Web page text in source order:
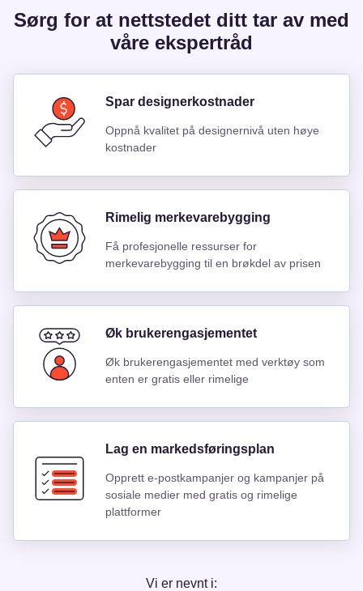
Sørg for at nettstedet ditt tar av med
våre ekspertråd
Spar designerkostnader
Oppnå kvalitet på designernivå uten høye
kostnader
Rimelig merkevarebygging
Få profesjonelle ressurser for
merkevarebygging til en brøkdel av prisen
Øk brukerengasjementet
Øk brukerengasjementet med verktøy som
enten er gratis eller rimelige
Lag en markedsføringsplan
Opprett e-postkampanjer og kampanjer på
sosiale medier med gratis og rimelige
plattformer
Vi er nevnt i: